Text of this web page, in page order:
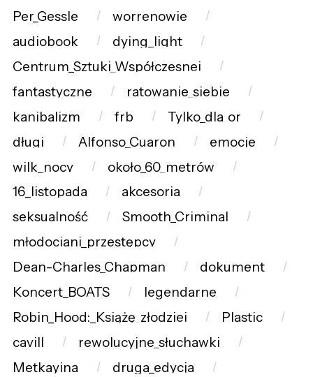
Per_Gessle
worrenowie
audiobook
dying_light
Centrum_Sztuki_Współczesnej
fantastyczne
ratowanie_siebie
kanibalizm
frb
Tylko_dla_or
długi
Alfonso_Cuaron
emocje
wilk_nocy
około_60_metrów
16_listopada
akcesoria
seksualność
Smooth_Criminal
młodociani_przestępcy
Dean-Charles_Chapman
dokument
Koncert_BOATS
legendarne
Robin_Hood:_Książę_złodziei
Plastic
cavill
rewolucyjne_słuchawki
Metkayina
druga_edycja